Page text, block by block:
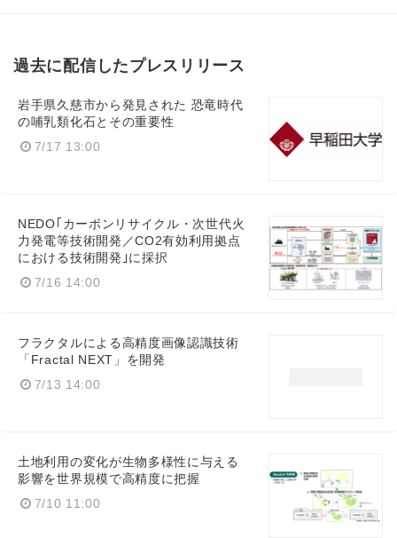
過去に配信したプレスリリース
岩手県久慈市から発見された 恐竜時代
の哺乳類化石とその重要性
7/17 13:00
NEDO｢カーボンリサイクル・次世代火
力発電等技術開発／CO2有効利用拠点
における技術開発｣に採択
7/16 14:00
フラクタルによる高精度画像認識技術
「Fractal NEXT」を開発
7/13 14:00
土地利用の変化が生物多様性に与える
影響を世界規模で高精度に把握
7/10 11:00